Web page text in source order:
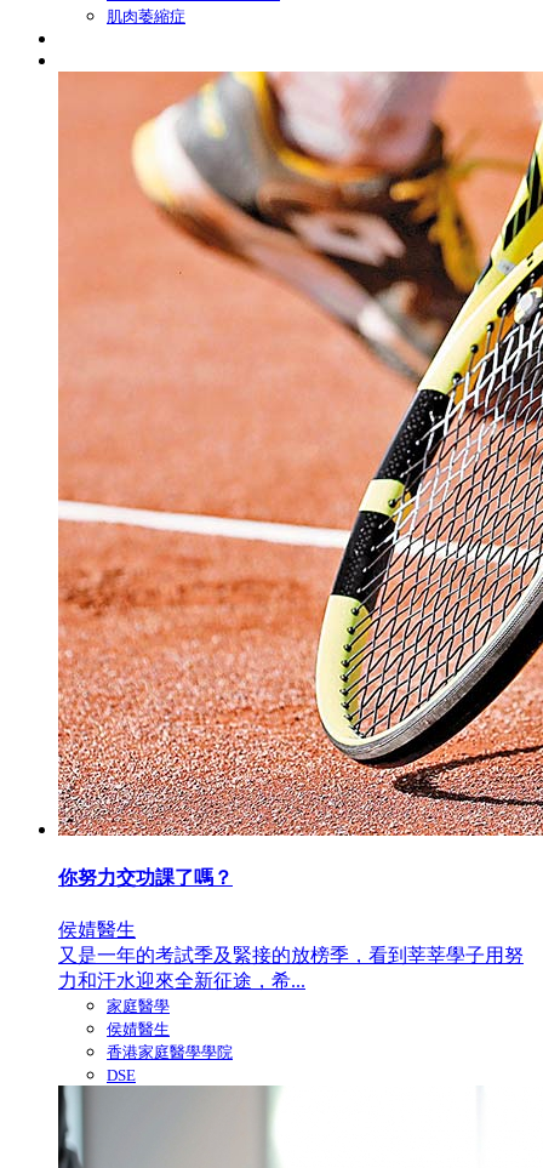
肌肉萎縮症
你努力交功課了嗎？
侯婧醫生
又是一年的考試季及緊接的放榜季，看到莘莘學子用努
力和汗水迎來全新征途，希...
家庭醫學
侯婧醫生
香港家庭醫學學院
DSE